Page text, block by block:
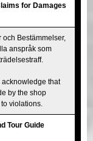
for Damages
Bestämmelser,
anspråk som
acknowledge that
by the shop
violations.
Tour Guide